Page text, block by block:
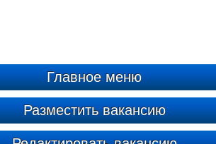
Главное меню
Разместить вакансию